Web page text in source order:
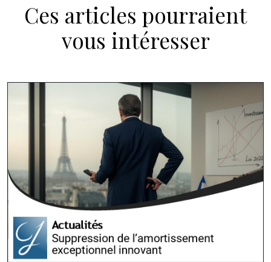
Ces articles pourraient
vous intéresser